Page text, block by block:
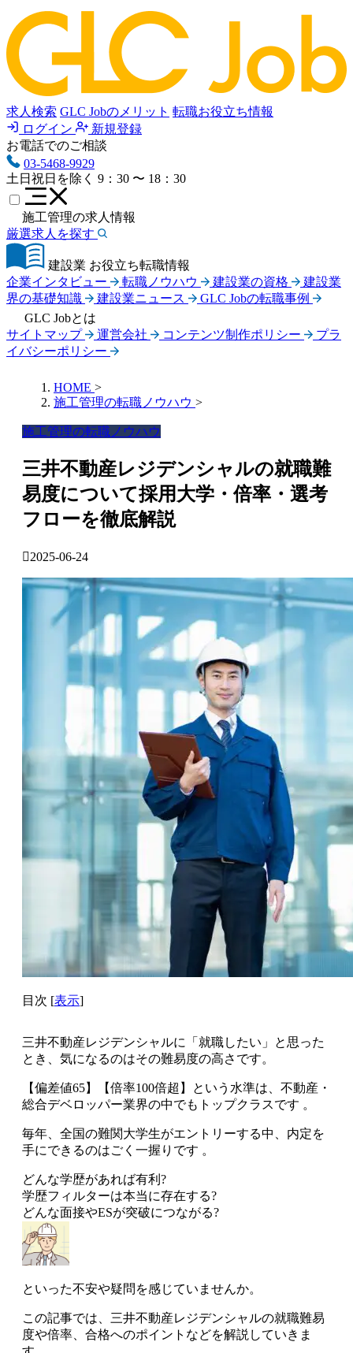
求人検索 GLC Jobのメリット 転職お役立ち情報
ログイン
新規登録
お電話でのご相談
03-5468-9929
土日祝日を除く 9：30 〜 18：30
施工管理の求人情報
厳選求人を探す
建設業 お役立ち転職情報
企業インタビュー
転職ノウハウ 建設業の資格
建設業
界の基礎知識
建設業ニュース
GLC Jobの転職事例
GLC Jobとは
サイトマップ
運営会社 コンテンツ制作ポリシー
プラ
イバシーポリシー
HOME >
施工管理の転職ノウハウ >
施工管理の転職ノウハウ
三井不動産レジデンシャルの就職難
易度について採用大学・倍率・選考
フローを徹底解説
2025-06-24
目次 [表示]
三井不動産レジデンシャルに「就職したい」と思った
とき、気になるのはその難易度の高さです。
【偏差値65】【倍率100倍超】という水準は、不動産・
総合デベロッパー業界の中でもトップクラスです 。
毎年、全国の難関大学生がエントリーする中、内定を
手にできるのはごく一握りです 。
どんな学歴があれば有利?
学歴フィルターは本当に存在する?
どんな面接やESが突破につながる?
といった不安や疑問を感じていませんか。
この記事では、三井不動産レジデンシャルの就職難易
度や倍率、合格へのポイントなどを解説していきま